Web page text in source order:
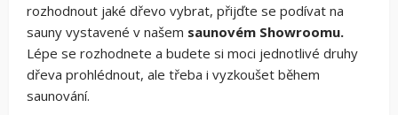
rozhodnout jaké dřevo vybrat, přijďte se podívat na
sauny vystavené v našem saunovém Showroomu.
Lépe se rozhodnete a budete si moci jednotlivé druhy
dřeva prohlédnout, ale třeba i vyzkoušet během
saunování.